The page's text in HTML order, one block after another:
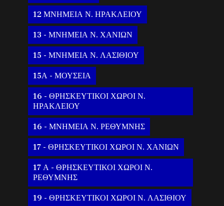
12 ΜΝΗΜΕΙΑ Ν. ΗΡΑΚΛΕΙΟΥ
13 - ΜΝΗΜΕΙΑ Ν. ΧΑΝΙΩΝ
15 - ΜΝΗΜΕΙΑ Ν. ΛΑΣΙΘΙΟΥ
15Α - ΜΟΥΣΕΙΑ
16 - ΘΡΗΣΚΕΥΤΙΚΟΙ ΧΩΡΟΙ Ν.
ΗΡΑΚΛΕΙΟΥ
16 - ΜΝΗΜΕΙΑ Ν. ΡΕΘΥΜΝΗΣ
17 - ΘΡΗΣΚΕΥΤΙΚΟΙ ΧΩΡΟΙ Ν. ΧΑΝΙΩΝ
17 Α - ΘΡΗΣΚΕΥΤΙΚΟΙ ΧΩΡΟΙ Ν.
ΡΕΘΥΜΝΗΣ
19 - ΘΡΗΣΚΕΥΤΙΚΟΙ ΧΩΡΟΙ Ν. ΛΑΣΙΘΙΟΥ